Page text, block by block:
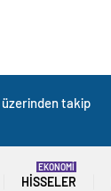
takip
HISSELER
EKONOMİ